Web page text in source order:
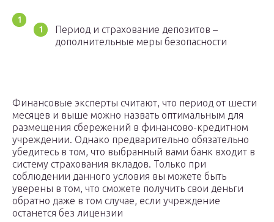
Период и страхование депозитов –
дополнительные меры безопасности
Финансовые эксперты считают, что период от шести
месяцев и выше можно назвать оптимальным для
размещения сбережений в финансово-кредитном
учреждении. Однако предварительно обязательно
убедитесь в том, что выбранный вами банк входит в
систему страхования вкладов. Только при
соблюдении данного условия вы можете быть
уверены в том, что сможете получить свои деньги
обратно даже в том случае, если учреждение
останется без лицензии